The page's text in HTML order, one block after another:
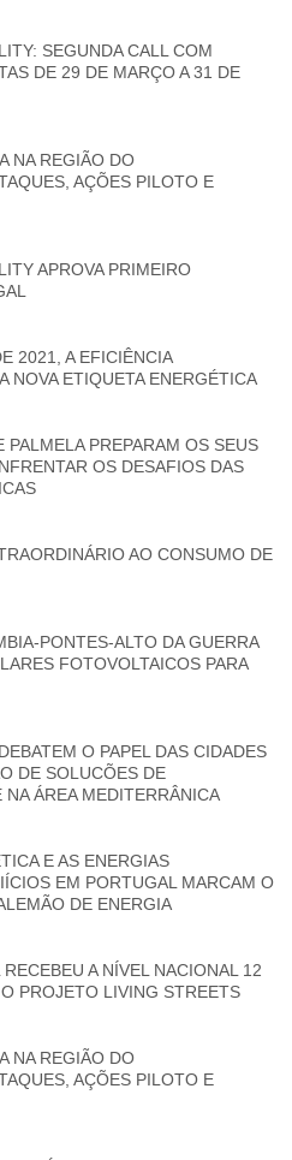
SEGUNDA CALL COM
DE 29 DE MARÇO A 31 DE
NA REGIÃO DO
AÇÕES PILOTO E
APROVA PRIMEIRO
2021, A EFICIÊNCIA
NOVA ETIQUETA ENERGÉTICA
PALMELA PREPARAM OS SEUS
OS DESAFIOS DAS
AO CONSUMO DE
PONTES-ALTO DA GUERRA
FOTOVOLTAICOS PARA
O PAPEL DAS CIDADES
DE SOLUCÕES DE
ÁREA MEDITERRÂNICA
E AS ENERGIAS
EM PORTUGAL MARCAM O
DE ENERGIA
A NÍVEL NACIONAL 12
PROJETO LIVING STREETS
NA REGIÃO DO
AÇÕES PILOTO E